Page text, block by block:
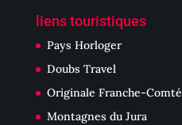
liens touristiques
Pays Horloger
Doubs Travel
Originale Franche-Comté
Montagnes du Jura